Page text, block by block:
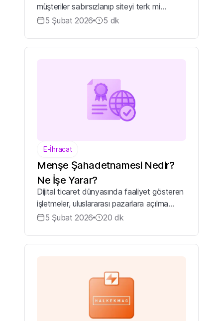
müşteriler sabırsızlanıp siteyi terk mi
ediyor? Teknik sorunlar mı yaşıyorsunuz
5 Şubat 2026 5 dk
E-İhracat
Menşe Şahadetnamesi Nedir?
Ne İşe Yarar?
Dijital ticaret dünyasında faaliyet gösteren
işletmeler, uluslararası pazarlara açılma
hedefiyle karşılaştıklarında sıklıkla
5 Şubat 2026 20 dk